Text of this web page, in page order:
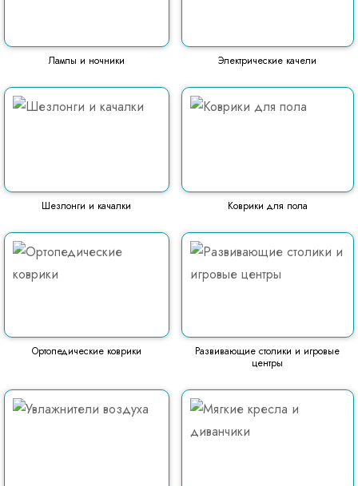
Лампы и ночники Электрические качели
Шезлонги и качалки Коврики для пола
Ортопедические коврики
Развивающие столики и игровые
центры